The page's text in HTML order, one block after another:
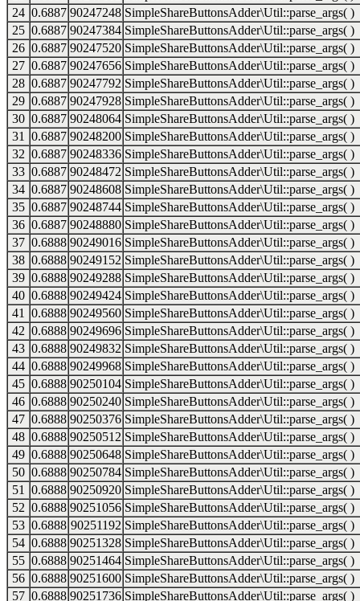
24 0.6887 90247248 SimpleShareButtonsAdder\Util::parse_args( )
25 0.6887 90247384 SimpleShareButtonsAdder\Util::parse_args( )
26 0.6887 90247520 SimpleShareButtonsAdder\Util::parse_args( )
27 0.6887 90247656 SimpleShareButtonsAdder\Util::parse_args( )
28 0.6887 90247792 SimpleShareButtonsAdder\Util::parse_args( )
29 0.6887 90247928 SimpleShareButtonsAdder\Util::parse_args( )
30 0.6887 90248064 SimpleShareButtonsAdder\Util::parse_args( )
31
0.6887 90248200 SimpleShareButtonsAdder\Util::parse_args( )
32 0.6887 90248336 SimpleShareButtonsAdder\Util::parse_args( )
33 0.6887 90248472 SimpleShareButtonsAdder\Util::parse_args( )
34 0.6887 90248608 SimpleShareButtonsAdder\Util::parse_args( )
35 0.6887 90248744 SimpleShareButtonsAdder\Util::parse_args( )
36 0.6887 90248880 SimpleShareButtonsAdder\Util::parse_args( )
37 0.6888 90249016 SimpleShareButtonsAdder\Util::parse_args( )
38 0.6888 90249152 SimpleShareButtonsAdder\Util::parse_args( )
39 0.6888 90249288 SimpleShareButtonsAdder\Util::parse_args( )
40 0.6888 90249424 SimpleShareButtonsAdder\Util::parse_args( )
41
0.6888 90249560 SimpleShareButtonsAdder\Util::parse_args( )
42 0.6888 90249696 SimpleShareButtonsAdder\Util::parse_args( )
43 0.6888 90249832 SimpleShareButtonsAdder\Util::parse_args( )
44 0.6888 90249968 SimpleShareButtonsAdder\Util::parse_args( )
45 0.6888 90250104 SimpleShareButtonsAdder\Util::parse_args( )
46 0.6888 90250240 SimpleShareButtonsAdder\Util::parse_args( )
47 0.6888 90250376 SimpleShareButtonsAdder\Util::parse_args( )
48 0.6888 90250512 SimpleShareButtonsAdder\Util::parse_args( )
49 0.6888 90250648 SimpleShareButtonsAdder\Util::parse_args( )
50 0.6888 90250784 SimpleShareButtonsAdder\Util::parse_args( )
51
0.6888 90250920 SimpleShareButtonsAdder\Util::parse_args( )
52 0.6888 90251056 SimpleShareButtonsAdder\Util::parse_args( )
53 0.6888 90251192 SimpleShareButtonsAdder\Util::parse_args( )
54 0.6888 90251328 SimpleShareButtonsAdder\Util::parse_args( )
55 0.6888 90251464 SimpleShareButtonsAdder\Util::parse_args( )
56 0.6888 90251600 SimpleShareButtonsAdder\Util::parse_args( )
57 0.6888 90251736 SimpleShareButtonsAdder\Util::parse_args( )